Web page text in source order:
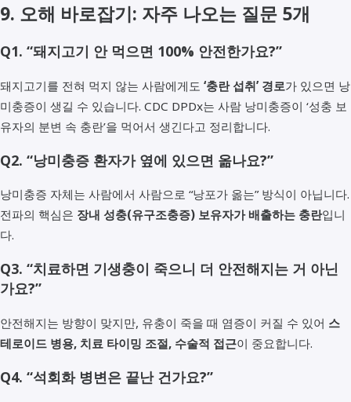
9. 오해 바로잡기: 자주 나오는 질문 5개
Q1. “돼지고기 안 먹으면 100% 안전한가요?”
돼지고기를 전혀 먹지 않는 사람에게도 ‘충란 섭취’ 경로가 있으면 낭
미충증이 생길 수 있습니다. CDC DPDx는 사람 낭미충증이 ‘성충 보
유자의 분변 속 충란’을 먹어서 생긴다고 정리합니다.
Q2. “낭미충증 환자가 옆에 있으면 옮나요?”
낭미충증 자체는 사람에서 사람으로 “낭포가 옮는” 방식이 아닙니다.
전파의 핵심은 장내 성충(유구조충증) 보유자가 배출하는 충란입니
다.
Q3. “치료하면 기생충이 죽으니 더 안전해지는 거 아닌
가요?”
안전해지는 방향이 맞지만, 유충이 죽을 때 염증이 커질 수 있어 스
테로이드 병용, 치료 타이밍 조절, 수술적 접근이 중요합니다.
Q4. “석회화 병변은 끝난 건가요?”